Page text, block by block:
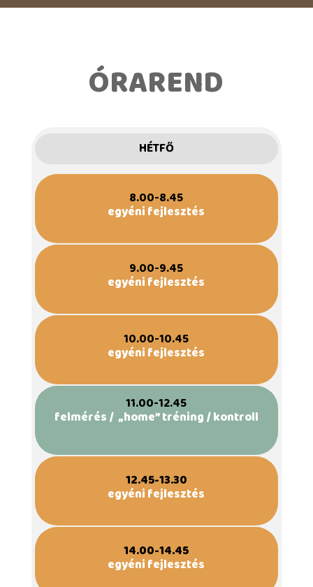
ÓRAREND
HÉTFŐ
8.00-8.45
egyéni fejlesztés
9.00-9.45
egyéni fejlesztés
10.00-10.45
egyéni fejlesztés
11.00-12.45
felmérés / „home” tréning / kontroll
12.45-13.30
egyéni fejlesztés
14.00-14.45
egyéni fejlesztés